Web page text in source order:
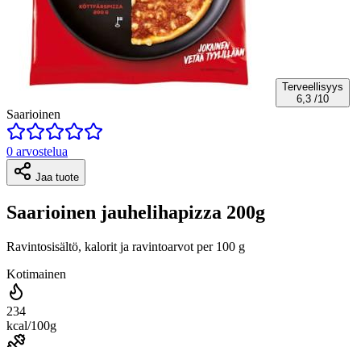
Terveellisyys
6,3 /10
Saarioinen
0 arvostelua
Jaa tuote
Saarioinen jauhelihapizza 200g
Ravintosisältö, kalorit ja ravintoarvot per 100 g
Kotimainen
234
kcal/100g